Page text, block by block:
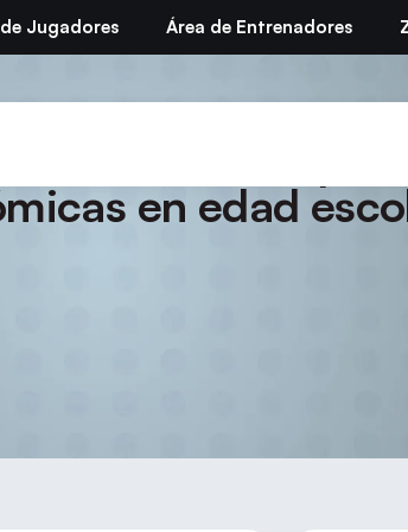
Jugadores Área de Entrenadores
2008-09.
en edad